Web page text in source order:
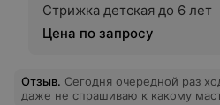
Стрижка детская до 6 лет
Цена по запросу
Отзыв. Сегодня очередной раз
даже не спрашиваю к какому